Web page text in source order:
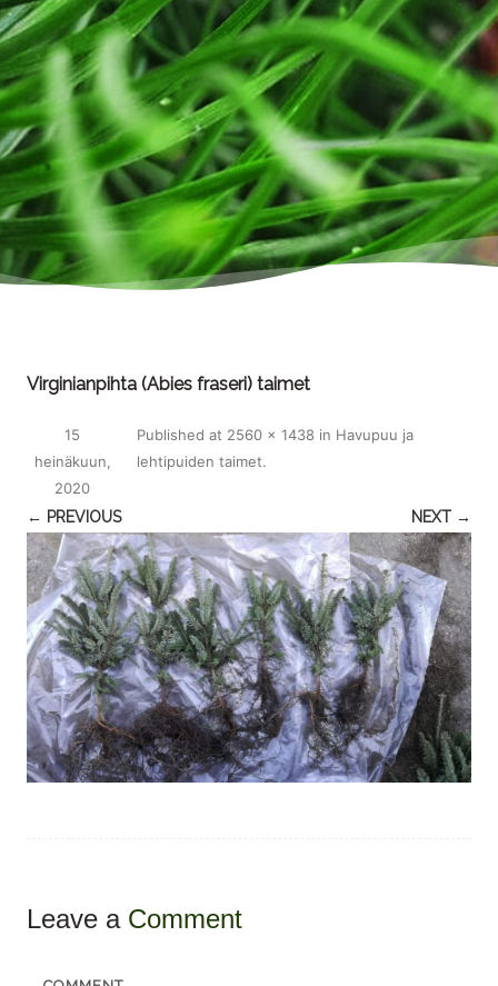
Virginianpihta (Abies fraseri) taimet
Published
15
heinäkuun,
2020
at 2560 × 1438 in Havupuu ja
lehtipuiden taimet.
← PREVIOUS NEXT →
Leave a Comment